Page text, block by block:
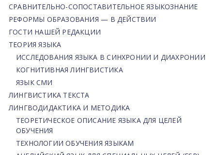
СРАВНИТЕЛЬНО-СОПОСТАВИТЕЛЬНОЕ ЯЗЫКОЗНАНИЕ
РЕФОРМЫ ОБРАЗОВАНИЯ — В ДЕЙСТВИИ
ГОСТИ НАШЕЙ РЕДАКЦИИ
ТЕОРИЯ ЯЗЫКА
ИССЛЕДОВАНИЯ ЯЗЫКА В СИНХРОНИИ И ДИАХРОНИИ
КОГНИТИВНАЯ ЛИНГВИСТИКА
ЯЗЫК СМИ
ЛИНГВИСТИКА ТЕКСТА
ЛИНГВОДИДАКТИКА И МЕТОДИКА
ТЕОРЕТИЧЕСКОЕ ОПИСАНИЕ ЯЗЫКА ДЛЯ ЦЕЛЕЙ
ОБУЧЕНИЯ
ТЕХНОЛОГИИ ОБУЧЕНИЯ ЯЗЫКАМ